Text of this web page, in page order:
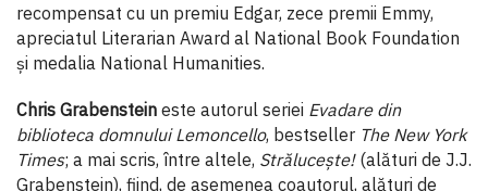
recompensat cu un premiu Edgar, zece premii Emmy,
apreciatul Literarian Award al National Book Foundation
şi medalia National Humanities.
Chris Grabenstein este autorul seriei Evadare din
biblioteca domnului Lemoncello, bestseller The New York
Times; a mai scris, între altele, Strălucește! (alături de J.J.
Grabenstein), fiind, de asemenea coautorul, alături de